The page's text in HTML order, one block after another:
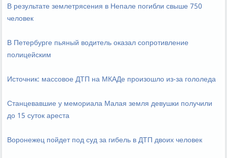
В результате землетрясения в Непале погибли свыше 750
человек
В Петербурге пьяный водитель оказал сопротивление
полицейским
Источник: массовое ДТП на МКАДе произошло из-за гололеда
Станцевавшие у мемориала Малая земля девушки получили
до 15 суток ареста
Воронежец пойдет под суд за гибель в ДТП двоих человек